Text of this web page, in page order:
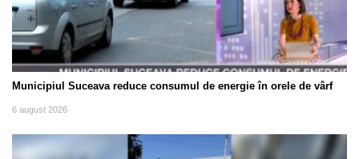
Municipiul Suceava reduce consumul de energie în orele de vârf
6 august 2026